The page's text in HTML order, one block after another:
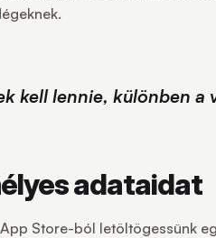
kell lennie, különben a
adataidat
Store-ból letöltögessünk